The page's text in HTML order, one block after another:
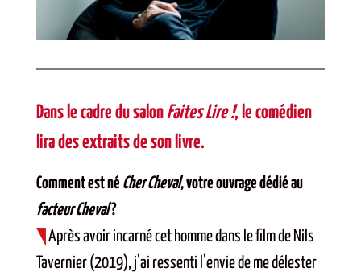
Dans le cadre du salonFaites Lire !, le comédien
lira des extraits de son livre.
Comment est né Cher Cheval, votre ouvrage dédié au
facteur Cheval?
Après avoir incarné cet homme dans le film de Nils
Tavernier (2019), j’ai ressenti l’envie de me délester